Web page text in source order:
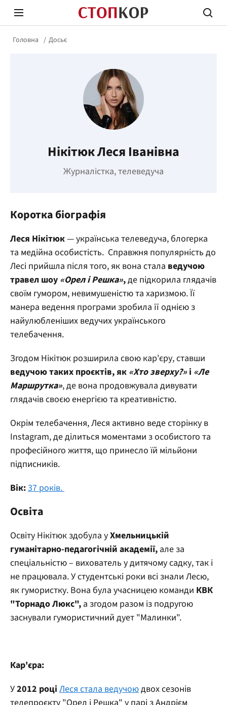
Стоп Політичній Корупції
Головна Досьє
Нікітюк Леся Іванівна
Журналістка, телеведуча
Коротка біографія
Леся Нікітюк— українська телеведуча, блогерка
та медійна особистість. Справжня популярність до
Лесі прийшла після того, як вона стала ведучою
травел шоу «Орел і Решка»,де підкорила глядачів
своїм гумором, невимушеністю та харизмою. Її
манера ведення програми зробила її однією з
найулюбленіших ведучих українського
телебачення.
Згодом Нікітюк розширила свою кар'єру, ставши
ведучою таких проєктів, як «Хто зверху?» і «Ле
Маршрутка», де вона продовжувала дивувати
глядачів своєю енергією та креативністю.
Окрім телебачення, Леся активно веде сторінку в
Instagram, де ділиться моментами з особистого та
професійного життя, що принесло їй мільйони
підписників.
Вік:37 років.
Освіта
Освіту Нікітюк здобула уХмельницькій
гуманітарно-педагогічній академії, але за
спеціальністю – вихователь у дитячому садку, так і
не працювала. У студентські роки всі знали Лесю,
як гумористку. Вона була учасницею команди КВК
"Торнадо Люкс", а згодом разом із подругою
заснували гумористичний дует "Малинки".
Кар'єра:
У2012 році Леся стала ведучоюдвох сезонів